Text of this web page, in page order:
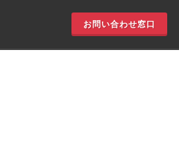
お問い合わせ窓口